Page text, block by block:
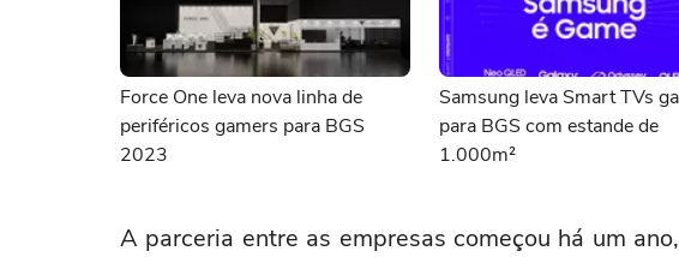
Force One leva nova linha de
periféricos gamers para BGS
2023
Samsung leva Smart TVs
para BGS com estande de
1.000m²
A parceria entre as empresas começou há um